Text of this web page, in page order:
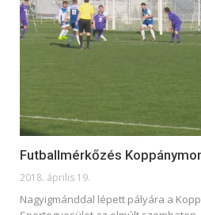
Futballmérkőzés
2018. április 19.
Nagyigmánddal lépett pályára a